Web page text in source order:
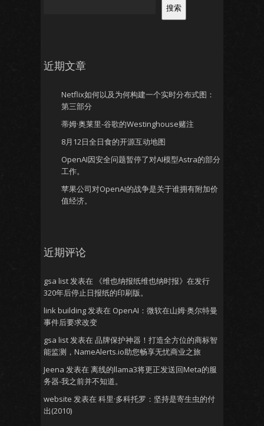
搜索
近期文章
Netflix如何以及为何构建一个实时分布式图：
第三部分
蒂姆·奥莱里-谷歌的Westinghouse赌注
8月12日全日食的开源互动地图
OpenAI因安全问题暂停了对AI模型Astra的部分
工作。
苹果公司对OpenAI的战争是关于谁拥有附加价
值经济。
近期评论
gsa list发表在
《维也纳报纸维也纳时报》在发行
320年后停止日报纸的印刷版。
link building发表在 OpenAI：微软在山姆·奥尔特曼
事件后要求改变
gsa list发表在 品牌保护神器！打造全方位的商标智
能监测，NameAlerts.io助您畅享无忧商业之旅
Jeena 发表在 离线的llama3将更正发送回Meta的服
务器-我之前并不知道。
website 发表在 科里·多科托罗：坚持是寄生虫的付
出(2010)